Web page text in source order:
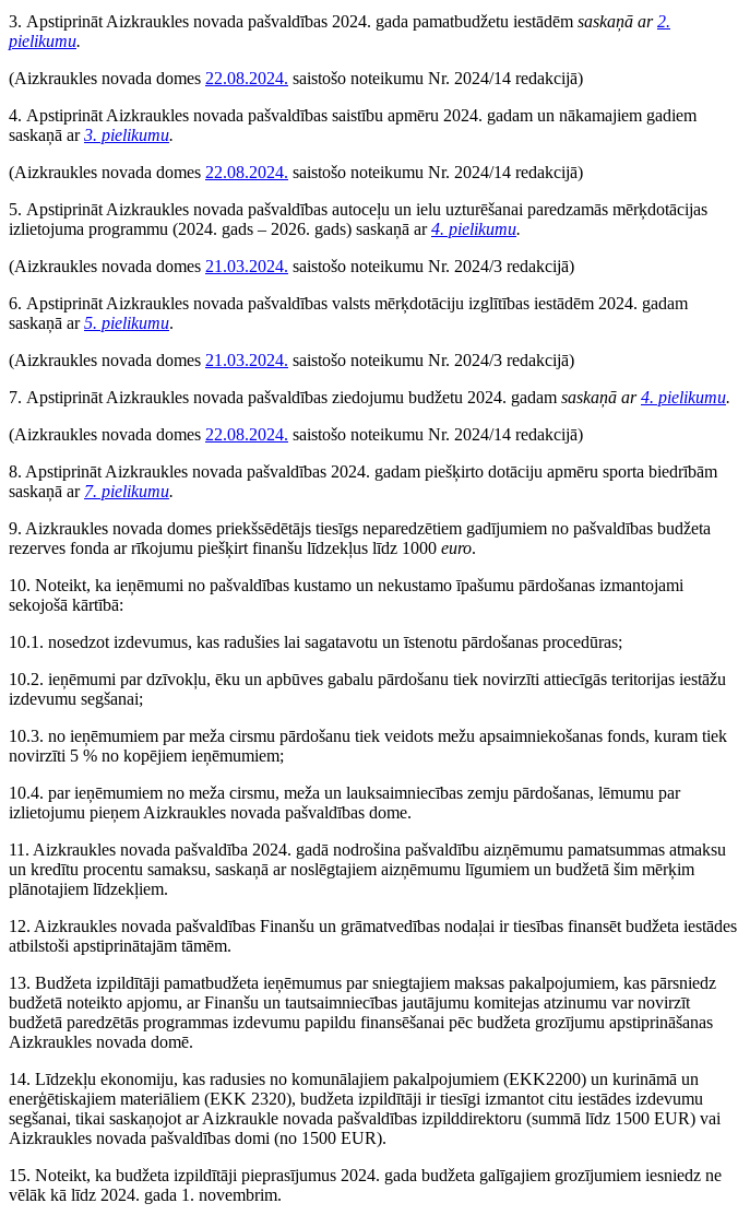
3. Apstiprināt Aizkraukles novada pašvaldības 2024. gada pamatbudžetu iestādēm saskaņā ar2.
pielikumu.
(Aizkraukles novada domes 22.08.2024. saistošo noteikumu Nr. 2024/14 redakcijā)
4. Apstiprināt Aizkraukles novada pašvaldības saistību apmēru 2024. gadam un nākamajiem gadiem
saskaņā ar3. pielikumu.
(Aizkraukles novada domes 22.08.2024. saistošo noteikumu Nr. 2024/14 redakcijā)
5. Apstiprināt Aizkraukles novada pašvaldības autoceļu un ielu uzturēšanai paredzamās mērķdotācijas
izlietojuma programmu (2024. gads – 2026. gads) saskaņā ar4. pielikumu.
(Aizkraukles novada domes 21.03.2024. saistošo noteikumu Nr. 2024/3 redakcijā)
6. Apstiprināt Aizkraukles novada pašvaldības valsts mērķdotāciju izglītības iestādēm 2024. gadam
saskaņā ar5. pielikumu.
(Aizkraukles novada domes 21.03.2024. saistošo noteikumu Nr. 2024/3 redakcijā)
7. Apstiprināt Aizkraukles novada pašvaldības ziedojumu budžetu 2024. gadam saskaņā ar4. pielikumu.
(Aizkraukles novada domes 22.08.2024. saistošo noteikumu Nr. 2024/14 redakcijā)
8. Apstiprināt Aizkraukles novada pašvaldības 2024. gadam piešķirto dotāciju apmēru sporta biedrībām
saskaņā ar 7. pielikumu.
9. Aizkraukles novada domes priekšsēdētājs tiesīgs neparedzētiem gadījumiem no pašvaldības budžeta
rezerves fonda ar rīkojumu piešķirt finanšu līdzekļus līdz 1000 euro.
10. Noteikt, ka ieņēmumi no pašvaldības kustamo un nekustamo īpašumu pārdošanas izmantojami
sekojošā kārtībā:
10.1. nosedzot izdevumus, kas radušies lai sagatavotu un īstenotu pārdošanas procedūras;
10.2. ieņēmumi par dzīvokļu, ēku un apbūves gabalu pārdošanu tiek novirzīti attiecīgās teritorijas iestāžu
izdevumu segšanai;
10.3. no ieņēmumiem par meža cirsmu pārdošanu tiek veidots mežu apsaimniekošanas fonds, kuram tiek
novirzīti 5 % no kopējiem ieņēmumiem;
10.4. par ieņēmumiem no meža cirsmu, meža un lauksaimniecības zemju pārdošanas, lēmumu par
izlietojumu pieņem Aizkraukles novada pašvaldības dome.
11. Aizkraukles novada pašvaldība 2024. gadā nodrošina pašvaldību aizņēmumu pamatsummas atmaksu
un kredītu procentu samaksu, saskaņā ar noslēgtajiem aizņēmumu līgumiem un budžetā šim mērķim
plānotajiem līdzekļiem.
12. Aizkraukles novada pašvaldības Finanšu un grāmatvedības nodaļai ir tiesības finansēt budžeta iestādes
atbilstoši apstiprinātajām tāmēm.
13. Budžeta izpildītāji pamatbudžeta ieņēmumus par sniegtajiem maksas pakalpojumiem, kas pārsniedz
budžetā noteikto apjomu, ar Finanšu un tautsaimniecības jautājumu komitejas atzinumu var novirzīt
budžetā paredzētās programmas izdevumu papildu finansēšanai pēc budžeta grozījumu apstiprināšanas
Aizkraukles novada domē.
14. Līdzekļu ekonomiju, kas radusies no komunālajiem pakalpojumiem (EKK2200) un kurināmā un
enerģētiskajiem materiāliem (EKK 2320), budžeta izpildītāji ir tiesīgi izmantot citu iestādes izdevumu
segšanai, tikai saskaņojot ar Aizkraukle novada pašvaldības izpilddirektoru (summā līdz 1500 EUR) vai
Aizkraukles novada pašvaldības domi (no 1500 EUR).
15. Noteikt, ka budžeta izpildītāji pieprasījumus 2024. gada budžeta galīgajiem grozījumiem iesniedz ne
vēlāk kā līdz 2024. gada 1. novembrim.